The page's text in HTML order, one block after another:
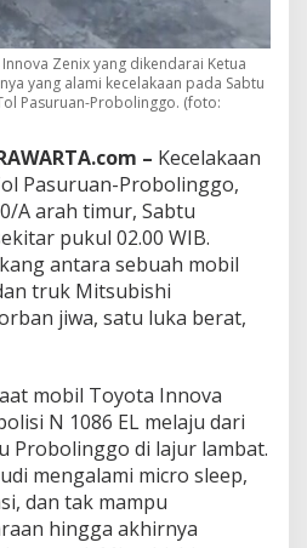
o
b
o
l
i
g
g
o
K
e
t
a
N
U
a
m
e
k
Zenix yang dikendarai Ketua
yang alami kecelakaan pada Sabtu
Pasuruan-Probolinggo. (foto:
– Kecelakaan
Pasuruan-Probolinggo,
A arah timur, Sabtu
pukul 02.00 WIB.
antara sebuah mobil
truk Mitsubishi
jiwa, satu luka berat,
mobil Toyota Innova
N 1086 EL melaju dari
Probolinggo di lajur lambat.
mengalami micro sleep,
dan tak mampu
hingga akhirnya